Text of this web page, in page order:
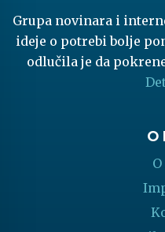
Grupa novinara i
ideje o potrebi bolje
odlučila je da
O